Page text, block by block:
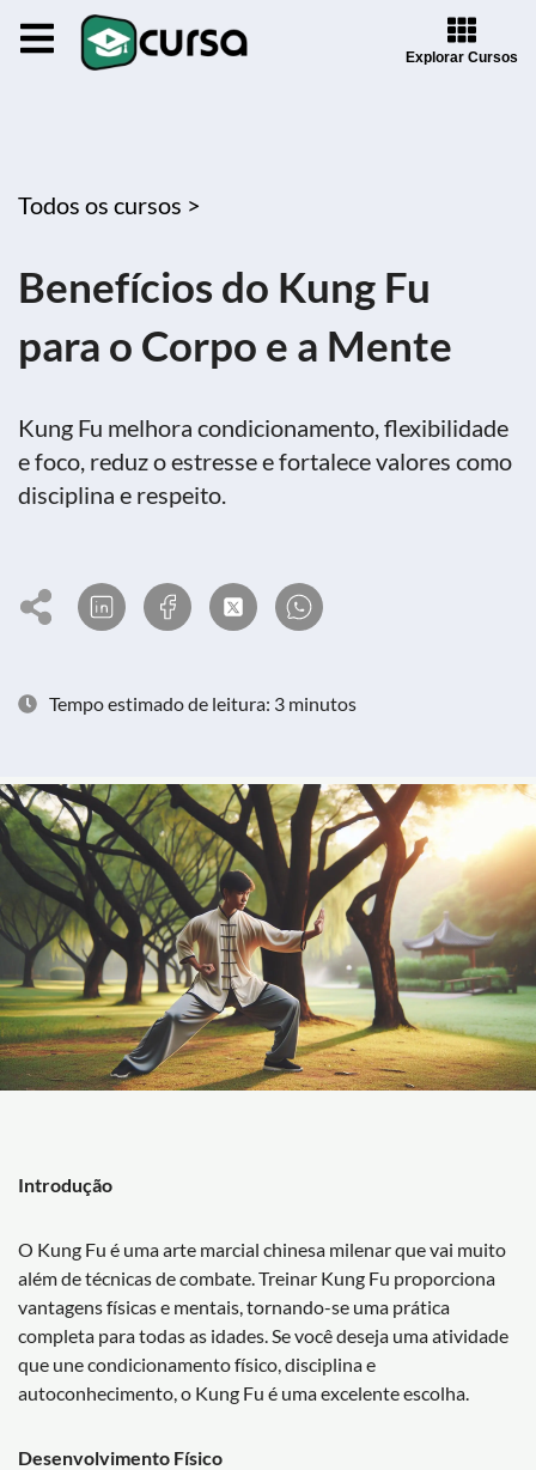
Explorar Cursos
Todos os cursos >
Benefícios do Kung Fu
para o Corpo e a Mente
Kung Fu melhora condicionamento, flexibilidade
e foco, reduz o estresse e fortalece valores como
disciplina e respeito.
Tempo estimado de leitura: 3 minutos
Introdução
O Kung Fu é uma arte marcial chinesa milenar que vai muito
além de técnicas de combate. Treinar Kung Fu proporciona
vantagens físicas e mentais, tornando-se uma prática
completa para todas as idades. Se você deseja uma atividade
que une condicionamento físico, disciplina e
autoconhecimento, o Kung Fu é uma excelente escolha.
Desenvolvimento Físico